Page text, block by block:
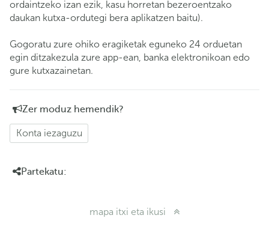
ordaintzeko izan ezik, kasu horretan bezeroentzako
daukan kutxa-ordutegi bera aplikatzen baitu).
Gogoratu zure ohiko eragiketak eguneko 24 orduetan
egin ditzakezula zure app-ean, banka elektronikoan edo
gure kutxazainetan.
Zer moduz hemendik?
Konta iezaguzu
Partekatu:
mapa itxi eta ikusi